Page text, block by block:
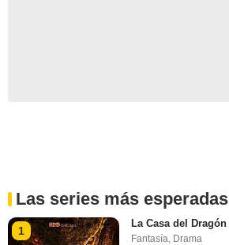
Las series más esperadas
1
La Casa del Dragón
Fantasía, Drama